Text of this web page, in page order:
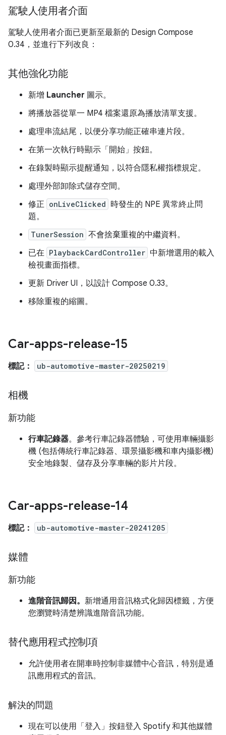
駕駛人使用者介面
駕駛人使用者介面已更新至最新的 Design Compose
0.34，並進行下列改良：
其他強化功能
新增 Launcher 圖示。
將播放器從單一 MP4 檔案還原為播放清單支援。
處理串流結尾，以便分享功能正確串連片段。
在第一次執行時顯示「開始」 按鈕。
在錄製時顯示提醒通知，以符合隱私權指標規定。
處理外部卸除式儲存空間。
修正 onLiveClicked 時發生的 NPE 異常終止問
題。
TunerSession 不會捨棄重複的中繼資料。
已在 PlaybackCardController 中新增選用的載入
檢視畫面指標。
更新 Driver UI，以設計 Compose 0.33。
移除重複的縮圖。
Car-apps-release-15
標記： ub-automotive-master-20250219
相機
新功能
行車記錄器。參考行車記錄器體驗，可使用車輛攝影
機 (包括傳統行車記錄器、環景攝影機和車內攝影機)
安全地錄製、儲存及分享車輛的影片片段。
Car-apps-release-14
標記： ub-automotive-master-20241205
媒體
新功能
進階音訊歸因。 新增通用音訊格式化歸因標籤，方便
您瀏覽時清楚辨識進階音訊功能。
替代應用程式控制項
允許使用者在開車時控制非媒體中心音訊，特別是通
訊應用程式的音訊。
解決的問題
現在可以使用「登入」 按鈕登入 Spotify 和其他媒體